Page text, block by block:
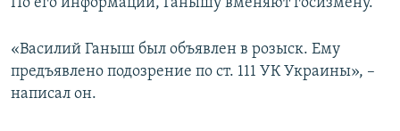
По его информации, Ганышу вменяют госизмену.
«Василий Ганыш был объявлен в розыск. Ему
предъявлено подозрение по ст. 111 УК Украины», –
написал он.